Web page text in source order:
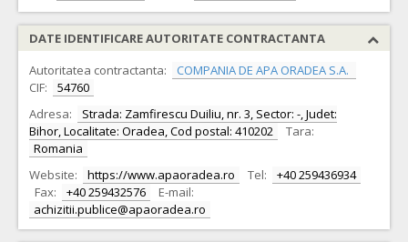
DATE IDENTIFICARE AUTORITATE CONTRACTANTA
Autoritatea contractanta:
COMPANIA DE APA ORADEA S.A.
CIF:
54760
Adresa:
Strada: Zamfirescu Duiliu, nr. 3, Sector: -, Judet:
Bihor, Localitate: Oradea, Cod postal: 410202
Tara:
Romania
Website:
https://www.apaoradea.ro Tel:
+40 259436934
Fax:
+40 259432576
E-mail:
achizitii.publice@apaoradea.ro